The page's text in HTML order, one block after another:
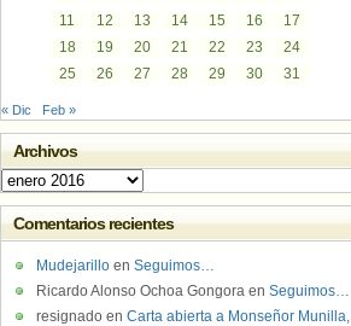
11
12 13 14 15 16
17
18
19 20 21 22 23
24
25
26 27 28 29 30 31
« Dic Feb »
Archivos
Archivos
Comentarios recientes
Mudejarillo en Seguimos…
Ricardo Alonso Ochoa Gongora en Seguimos…
resignado en Carta abierta a Monseñor Munilla,